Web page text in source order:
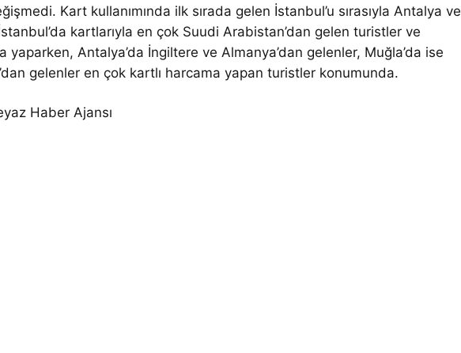
Kart kullanımında ilk sırada gelen İstanbul’u sırasıyla Antalya ve
kartlarıyla en çok Suudi Arabistan’dan gelen turistler ve
yaparken, Antalya’da İngiltere ve Almanya’dan gelenler, Muğla’da ise
gelenler en çok kartlı harcama yapan turistler konumunda.
Haber Ajansı